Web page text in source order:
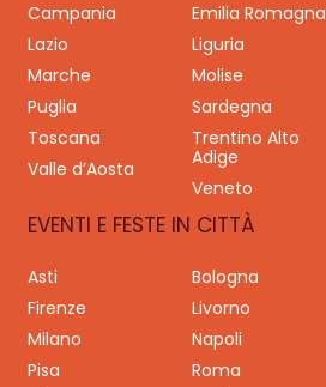
Campania
Emilia Romagna
Lazio
Liguria
Marche
Molise
Puglia
Sardegna
Toscana
Trentino Alto
Adige
Valle d’Aosta
Veneto
EVENTI E FESTE IN CITTÀ
Asti Bologna
Firenze
Livorno
Milano
Napoli
Pisa
Roma